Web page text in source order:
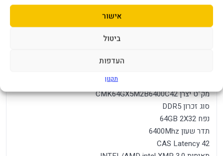
אישור
ביטול
העדפות
תקנון
זכרון למחשב נייח Corsair Vengeance
64GB DDR5 6400MHZ 2X32 C42 KIT
מק"ט יצרן CMK64GX5M2B6400C42
סוג זכרון DDR5
נפח 64GB 2X32
תדר שעון 6400Mhz
CAS Latency 42